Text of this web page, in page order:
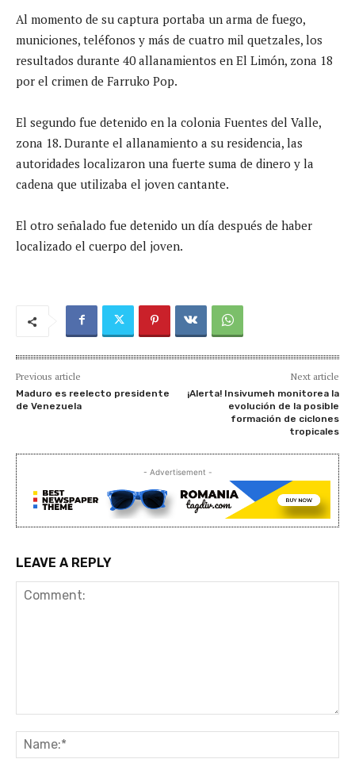
Al momento de su captura portaba un arma de fuego,
municiones, teléfonos y más de cuatro mil quetzales, los
resultados durante 40 allanamientos en El Limón, zona 18
por el crimen de Farruko Pop.
El segundo fue detenido en la colonia Fuentes del Valle,
zona 18. Durante el allanamiento a su residencia, las
autoridades localizaron una fuerte suma de dinero y la
cadena que utilizaba el joven cantante.
El otro señalado fue detenido un día después de haber
localizado el cuerpo del joven.
Previous article
Maduro es reelecto presidente
de Venezuela
Next article
¡Alerta! Insivumeh monitorea la
evolución de la posible
formación de ciclones
tropicales
- Advertisement -
LEAVE A REPLY